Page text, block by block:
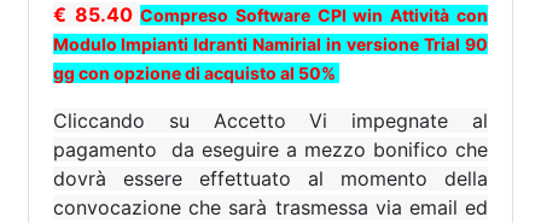
€ 85.40 Compreso Software CPI win Attività con
Modulo Impianti Idranti Namirial in versione Trial 90
gg con opzione di acquisto al 50%
Cliccando su Accetto Vi impegnate al
pagamento da eseguire a mezzo bonifico che
dovrà essere effettuato al momento della
convocazione che sarà trasmessa via email ed